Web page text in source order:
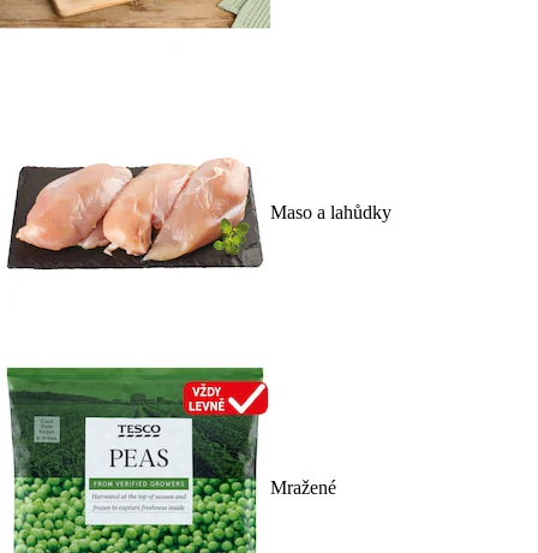
Maso a lahůdky
Mražené